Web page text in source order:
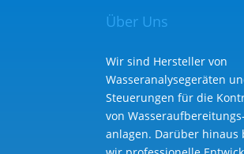
Über Uns
Wir sind Hersteller von
Wasseranalysegeräten
Steuerungen für die
von Wasser­aufbereitungs­
anlagen. Darüber hinaus